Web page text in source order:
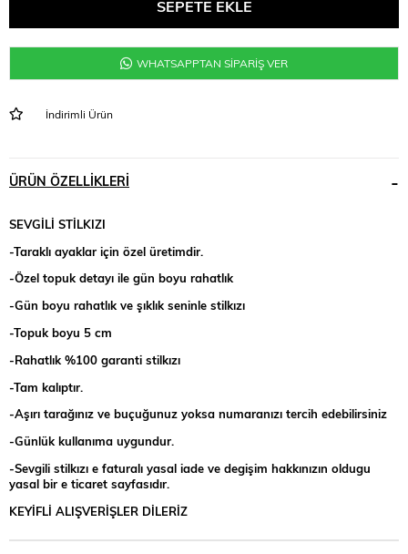
WHATSAPPTAN SİPARİŞ VER
İndirimli Ürün
ÜRÜN ÖZELLIKLERI
SEVGİLİ STİLKIZI
-Taraklı ayaklar için özel üretimdir.
-Özel topuk detayı ile gün boyu rahatlık
-Gün boyu rahatlık ve şıklık seninle stilkızı
-Topuk boyu 5 cm
-Rahatlık %100 garanti stilkızı
-Tam kalıptır.
-Aşırı tarağınız ve buçuğunuz yoksa numaranızı tercih edebilirsiniz
-Günlük kullanıma uygundur.
-Sevgili stilkızı e faturalı yasal iade ve degişim hakkınızın oldugu
yasal bir e ticaret sayfasıdır.
KEYİFLİ ALIŞVERİŞLER DİLERİZ